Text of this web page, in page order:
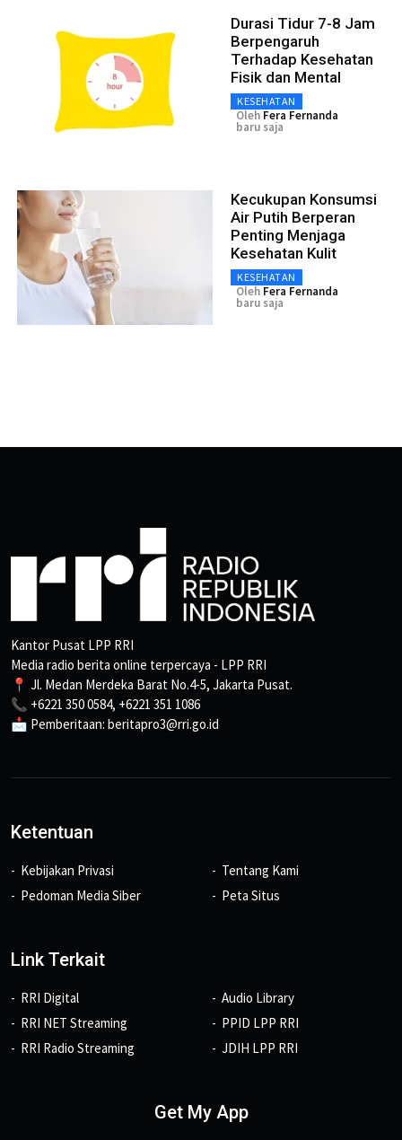
Durasi Tidur 7-8 Jam
Berpengaruh
Terhadap Kesehatan
Fisik dan Mental
KESEHATAN
Oleh Fera Fernanda
baru saja
Kecukupan Konsumsi
Air Putih Berperan
Penting Menjaga
Kesehatan Kulit
KESEHATAN
Oleh Fera Fernanda
baru saja
Kantor Pusat LPP RRI
Media radio berita online terpercaya - LPP RRI
📍 Jl. Medan Merdeka Barat No.4-5, Jakarta Pusat.
📞 +6221 350 0584, +6221 351 1086
📩 Pemberitaan: beritapro3@rri.go.id
Ketentuan
Kebijakan Privasi
Pedoman Media Siber
Tentang Kami
Peta Situs
Link Terkait
RRI Digital
RRI NET Streaming
RRI Radio Streaming
Audio Library
PPID LPP RRI
JDIH LPP RRI
Get My App